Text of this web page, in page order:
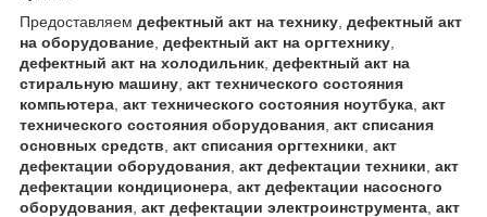
Предоставляем дефектный акт на технику дефектный акт
на оборудование дефектный акт на оргтехнику
дефектный акт на холодильник дефектный акт на
стиральную машину акт технического состояния
компьютера акт технического состояния ноутбука акт
технического состояния оборудования акт списания
основных средств акт списания оргтехники акт
дефектации оборудования акт дефектации техники акт
дефектации кондиционера акт дефектации насосного
оборудования акт дефектации электроинструмента акт